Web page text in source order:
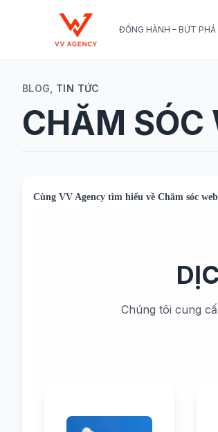
ĐỒNG HÀNH – BỨT PHÁ
BLOG, TIN TỨC
CHĂM SÓC
Cùng VV Agency tìm hiểu về Chăm sóc
Chúng tôi cung